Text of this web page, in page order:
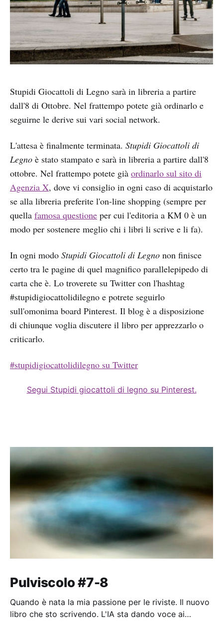
Stupidi Giocattoli di Legno sarà in libreria a partire
dall'8 di Ottobre. Nel frattempo potete già ordinarlo e
seguirne le derive sui vari social network.
L'attesa è finalmente terminata. Stupidi Giocattoli di
Legno è stato stampato e sarà in libreria a partire dall'8
ottobre. Nel frattempo potete già ordinarlo sul sito di
Agenzia X, dove vi consiglio in ogni caso di acquistarlo
se alla libreria preferite l'on-line shopping (sempre per
quella famosa questione per cui l'editoria a KM 0 è un
modo per sostenere meglio chi i libri li scrive e li fa).
In ogni modo Stupidi Giocattoli di Legno non finisce
certo tra le pagine di quel magnifico parallelepipedo di
carta che è. Lo troverete su Twitter con l'hashtag
#stupidigiocattolidilegno e potrete seguirlo
sull'omonima board Pinterest. Il blog è a disposizione
di chiunque voglia discutere il libro per apprezzarlo o
criticarlo.
#stupidigiocattolidilegno su Twitter
Segui Stupidi giocattoli di legno su Pinterest.
Pulviscolo #7-8
Quando è nata la mia passione per le riviste. Il nuovo
libro che sto scrivendo. L'IA sta dando voce ai